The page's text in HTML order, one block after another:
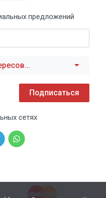
предложений
Подписаться
сетях